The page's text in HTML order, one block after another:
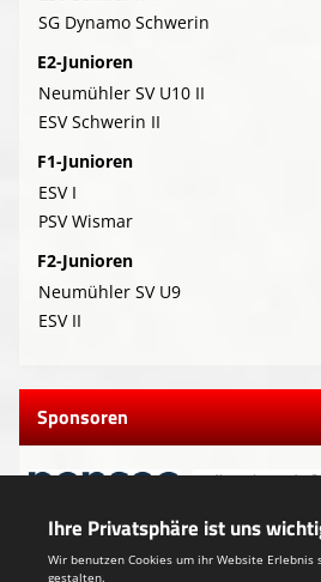
SG Dynamo Schwerin
E2-Junioren
Neumühler SV U10 II
ESV Schwerin II
F1-Junioren
ESV I
PSV Wismar
F2-Junioren
Neumühler SV U9
ESV II
Sponsoren